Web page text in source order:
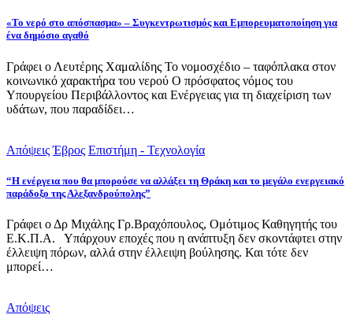
«Το νερό στο απόσπασμα» – Συγκεντρωτισμός και Εμπορευματοποίηση για
ένα δημόσιο αγαθό
Γράφει ο Λευτέρης Χαμαλίδης Το νομοσχέδιο – ταφόπλακα στον
κοινωνικό χαρακτήρα του νερού Ο πρόσφατος νόμος του
Υπουργείου Περιβάλλοντος και Ενέργειας για τη διαχείριση των
υδάτων, που παραδίδει…
Απόψεις Έβρος Επιστήμη - Τεχνολογία
“Η ενέργεια που θα μπορούσε να αλλάξει τη Θράκη και το μεγάλο ενεργειακό
παράδοξο της Αλεξανδρούπολης”
Γράφει ο Δρ Μιχάλης Γρ.Βραχόπουλος, Ομότιμος Καθηγητής του
Ε.Κ.Π.Α. Υπάρχουν εποχές που η ανάπτυξη δεν σκοντάφτει στην
έλλειψη πόρων, αλλά στην έλλειψη βούλησης. Και τότε δεν
μπορεί…
Απόψεις